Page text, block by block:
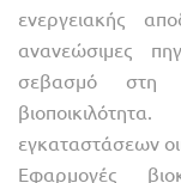
ενεργειακής
ανανεώσιμες
σεβασμό στη
εγκαταστάσεων
Εφαρμογές